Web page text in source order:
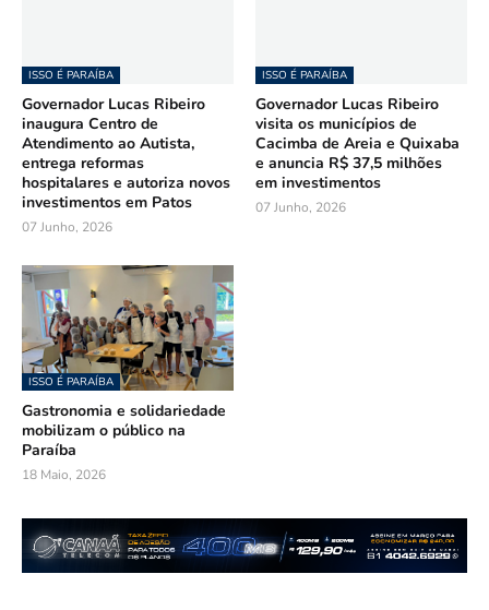
ISSO É PARAÍBA
Governador Lucas Ribeiro
inaugura Centro de
Atendimento ao Autista,
entrega reformas
hospitalares e autoriza novos
investimentos em Patos
07 Junho, 2026
ISSO É PARAÍBA
Governador Lucas Ribeiro
visita os municípios de
Cacimba de Areia e Quixaba
e anuncia R$ 37,5 milhões
em investimentos
07 Junho, 2026
ISSO É PARAÍBA
Gastronomia e solidariedade
mobilizam o público na
Paraíba
18 Maio, 2026